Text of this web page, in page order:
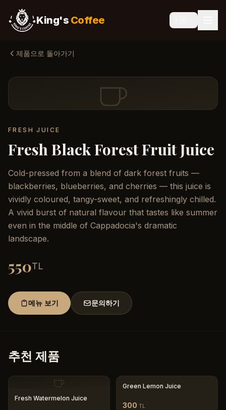
King's Coffee
제품으로 돌아가기
FRESH JUICE
Fresh Black Forest Fruit Juice
Cold-pressed from a blend of dark forest fruits —
blackberries, blueberries, and cherries — this juice is
vividly coloured, tangy-sweet, and refreshingly chilled.
A vivid burst of natural flavour that tastes like summer
even in the middle of Cappadocia's dramatic
landscape.
550TL
메뉴 보기 문의하기
추천 제품
Fresh Watermelon Juice
Green Lemon Juice
300 TL